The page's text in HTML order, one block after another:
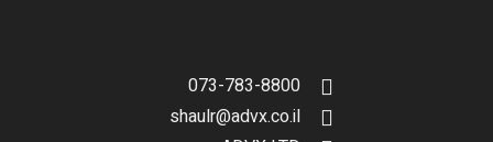
073-783-8800
shaulr@advx.co.il